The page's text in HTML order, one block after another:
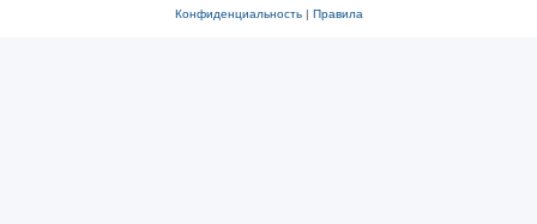
Конфиденциальность| Правила